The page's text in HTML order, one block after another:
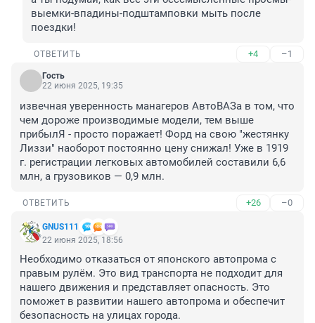
выемки-впадины-подштамповки мыть после
поездки!
ОТВЕТИТЬ +4 –1
Гость
22 июня 2025, 19:35
извечная уверенность манагеров АвтоВАЗа в том, что
чем дороже производимые модели, тем выше
прибылЯ - просто поражает! Форд на свою "жестянку
Лиззи" наоборот постоянно цену снижал! Уже в 1919
г. регистрации легковых автомобилей составили 6,6
млн, а грузовиков — 0,9 млн.
ОТВЕТИТЬ +26 –0
GNUS111
22 июня 2025, 18:56
Необходимо отказаться от японского автопрома с
правым рулём. Это вид транспорта не подходит для
нашего движения и представляет опасность. Это
поможет в развитии нашего автопрома и обеспечит
безопасность на улицах города.